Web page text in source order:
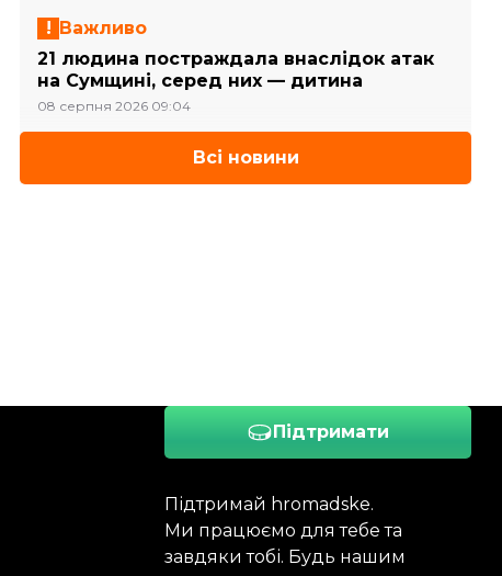
Важливо
21 людина постраждала внаслідок атак
на Сумщині, серед них — дитина
08 серпня 2026 09:04
Всі новини
Підтримати
Підтримай hromadske.
Ми працюємо для тебе та
завдяки тобі. Будь нашим